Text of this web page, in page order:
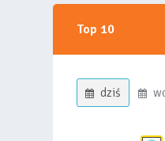
Top 10
dziś